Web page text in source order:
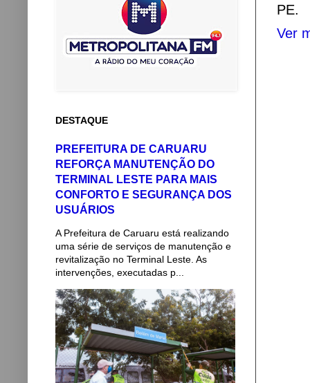
PE.
Ver
DESTAQUE
PREFEITURA DE CARUARU
REFORÇA MANUTENÇÃO DO
TERMINAL LESTE PARA MAIS
CONFORTO E SEGURANÇA DOS
USUÁRIOS
A Prefeitura de Caruaru está realizando
uma série de serviços de manutenção e
revitalização no Terminal Leste. As
intervenções, executadas p...